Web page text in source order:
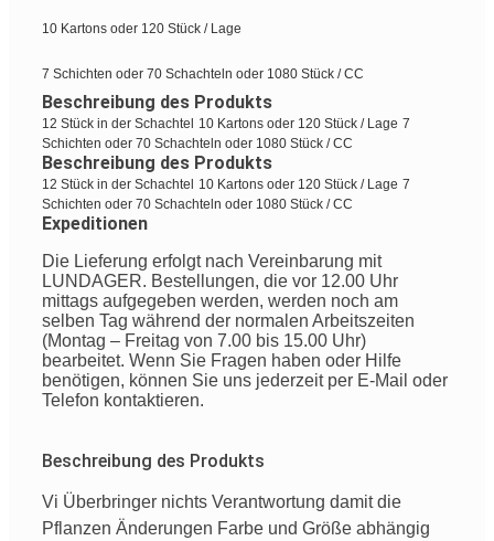
10 Kartons oder 120 Stück / Lage
7 Schichten oder 70 Schachteln oder 1080 Stück / CC
Beschreibung des Produkts
12 Stück in der Schachtel 10 Kartons oder 120 Stück / Lage 7
Schichten oder 70 Schachteln oder 1080 Stück / CC
Beschreibung des Produkts
12 Stück in der Schachtel 10 Kartons oder 120 Stück / Lage 7
Schichten oder 70 Schachteln oder 1080 Stück / CC
Expeditionen
Die Lieferung erfolgt nach Vereinbarung mit
LUNDAGER. Bestellungen, die vor 12.00 Uhr
mittags aufgegeben werden, werden noch am
selben Tag während der normalen Arbeitszeiten
(Montag – Freitag von 7.00 bis 15.00 Uhr)
bearbeitet. Wenn Sie Fragen haben oder Hilfe
benötigen, können Sie uns jederzeit per E-Mail oder
Telefon kontaktieren.
Beschreibung des Produkts
Vi Überbringer nichts Verantwortung damit die
Pflanzen Änderungen Farbe und Größe abhängig